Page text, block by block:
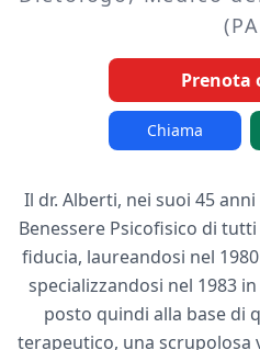
Prenota
Chiama
Il dr. Alberti, nei suoi 45
Benessere Psicofisico di
fiducia, laureandosi nel
specializzandosi nel 1983
posto quindi alla base di
terapeutico, una scrupolosa